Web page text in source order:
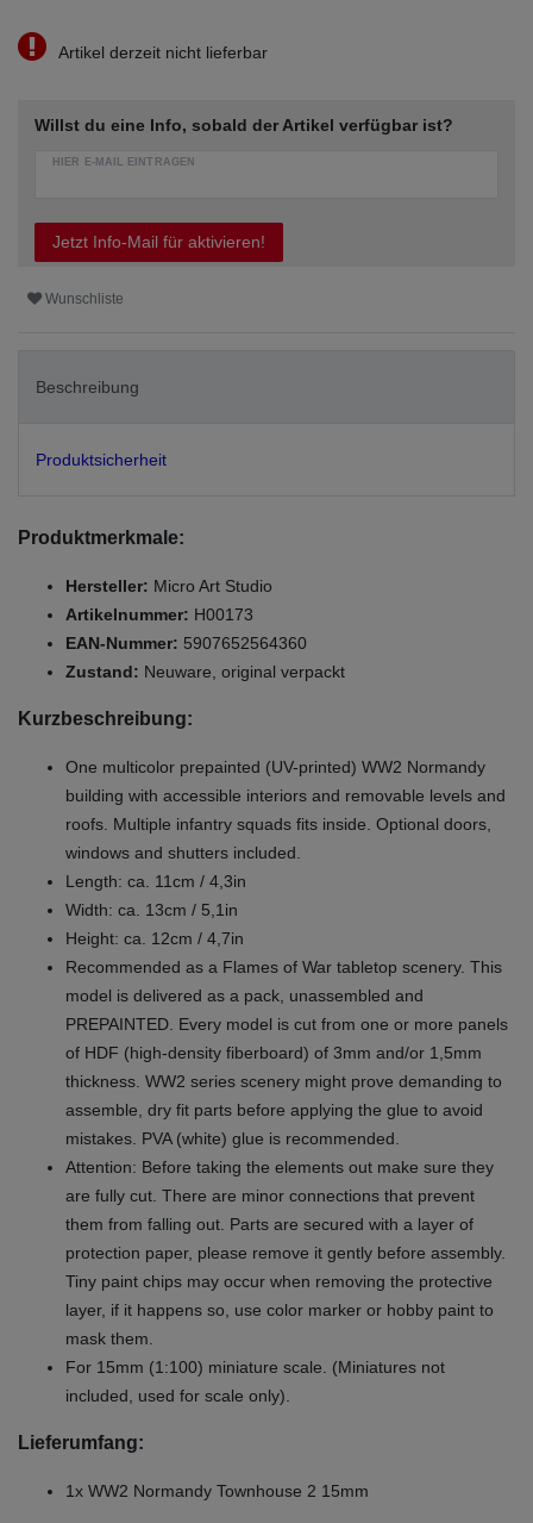
Artikel derzeit nicht lieferbar
Willst du eine Info, sobald der Artikel verfügbar ist?
HIER E-MAIL EINTRAGEN
Jetzt Info-Mail für aktivieren!
Wunschliste
Beschreibung
Produktsicherheit
Produktmerkmale:
Hersteller: Micro Art Studio
Artikelnummer: H00173
EAN-Nummer: 5907652564360
Zustand: Neuware, original verpackt
Kurzbeschreibung:
One multicolor prepainted (UV-printed) WW2 Normandy
building with accessible interiors and removable levels and
roofs. Multiple infantry squads fits inside. Optional doors,
windows and shutters included.
Length: ca. 11cm / 4,3in
Width: ca. 13cm / 5,1in
Height: ca. 12cm / 4,7in
Recommended as a Flames of War tabletop scenery. This
model is delivered as a pack, unassembled and
PREPAINTED. Every model is cut from one or more panels
of HDF (high-density fiberboard) of 3mm and/or 1,5mm
thickness. WW2 series scenery might prove demanding to
assemble, dry fit parts before applying the glue to avoid
mistakes. PVA (white) glue is recommended.
Attention: Before taking the elements out make sure they
are fully cut. There are minor connections that prevent
them from falling out. Parts are secured with a layer of
protection paper, please remove it gently before assembly.
Tiny paint chips may occur when removing the protective
layer, if it happens so, use color marker or hobby paint to
mask them.
For 15mm (1:100) miniature scale. (Miniatures not
included, used for scale only).
Lieferumfang:
1x WW2 Normandy Townhouse 2 15mm